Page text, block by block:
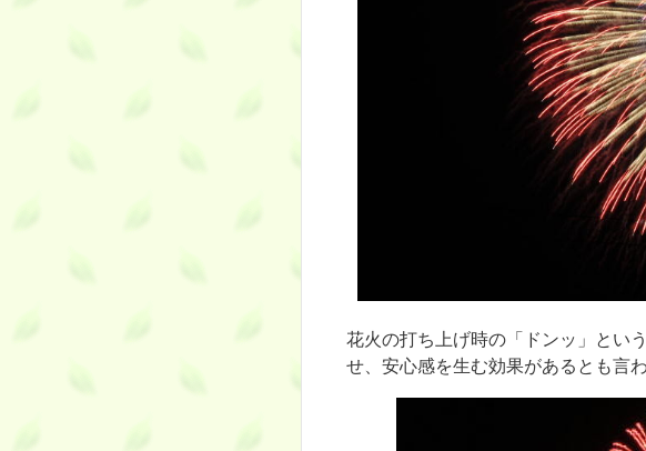
花火の打ち上げ時の「ドンッ」とい
せ、安心感を生む効果があるとも言